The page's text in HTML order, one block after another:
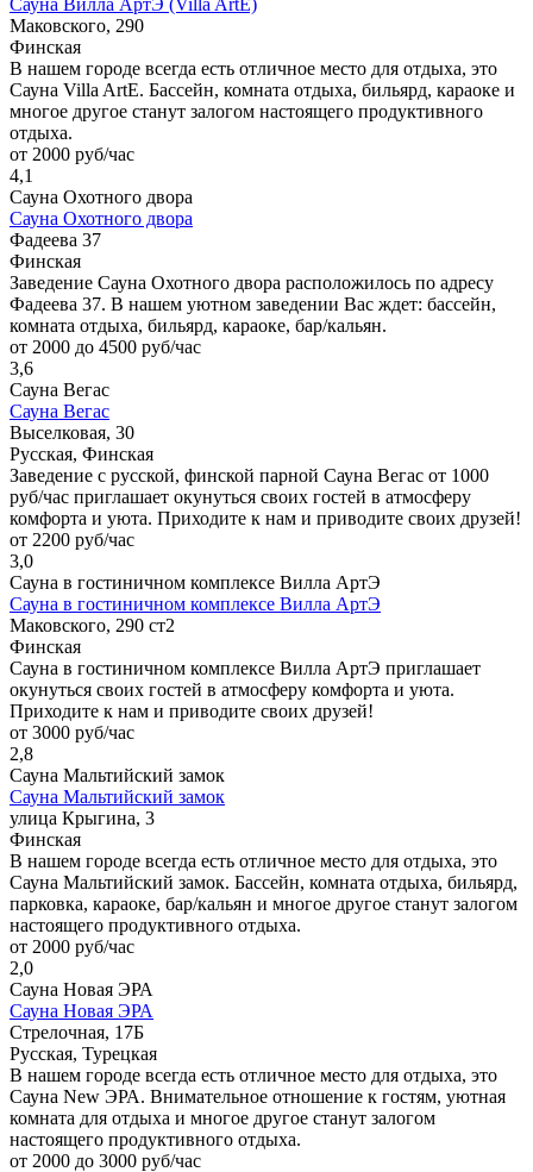
Маковского, 290
Финская
В нашем городе всегда есть отличное место для отдыха, это
Сауна Villa ArtE. Бассейн, комната отдыха, бильярд, караоке и
многое другое станут залогом настоящего продуктивного
отдыха.
от 2000 руб/час
4,1
Сауна Охотного двора
Сауна Охотного двора
Фадеева 37
Финская
Заведение Сауна Охотного двора расположилось по адресу
Фадеева 37. В нашем уютном заведении Вас ждет: бассейн,
комната отдыха, бильярд, караоке, бар/кальян.
от 2000 до 4500 руб/час
3,6
Сауна Вегас
Сауна Вегас
Выселковая, 30
Русская, Финская
Заведение с русской, финской парной Сауна Вегас от 1000
руб/час приглашает окунуться своих гостей в атмосферу
комфорта и уюта. Приходите к нам и приводите своих друзей!
от 2200 руб/час
3,0
Сауна в гостиничном комплексе Вилла АртЭ
Сауна в гостиничном комплексе Вилла АртЭ
Маковского, 290 ст2
Финская
Сауна в гостиничном комплексе Вилла АртЭ приглашает
окунуться своих гостей в атмосферу комфорта и уюта.
Приходите к нам и приводите своих друзей!
от 3000 руб/час
2,8
Сауна Мальтийский замок
Сауна Мальтийский замок
улица Крыгина, 3
Финская
В нашем городе всегда есть отличное место для отдыха, это
Сауна Мальтийский замок. Бассейн, комната отдыха, бильярд,
парковка, караоке, бар/кальян и многое другое станут залогом
настоящего продуктивного отдыха.
от 2000 руб/час
2,0
Сауна Новая ЭРА
Сауна Новая ЭРА
Стрелочная, 17Б
Русская, Турецкая
В нашем городе всегда есть отличное место для отдыха, это
Сауна New ЭРА. Внимательное отношение к гостям, уютная
комната для отдыха и многое другое станут залогом
настоящего продуктивного отдыха.
от 2000 до 3000 руб/час